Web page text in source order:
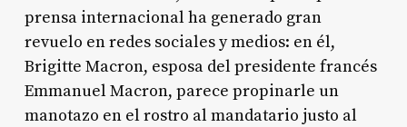
prensa internacional ha generado gran
revuelo en redes sociales y medios: en él,
Brigitte Macron, esposa del presidente francés
Emmanuel Macron, parece propinarle un
manotazo en el rostro al mandatario justo al